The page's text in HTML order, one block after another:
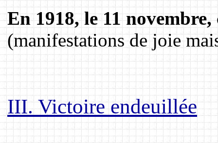
En 1918, le 11
(manifestations de joie
III. Victoire endeuillée